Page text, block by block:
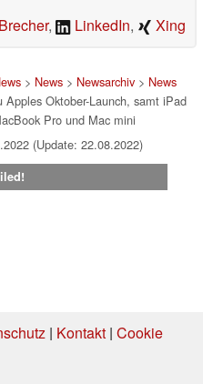
, LinkedIn, Xing
> News> Newsarchiv> News
Oktober-Launch, samt iPad
Pro und Mac mini
(Update: 22.08.2022)
| Kontakt| Cookie